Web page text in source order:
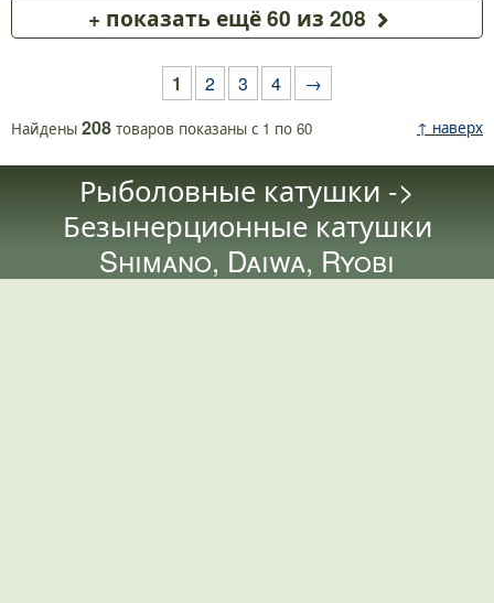
+ показать ещё 60 из 208
1 2 3 4 →
Найдены 208 товаров показаны с 1 по 60 ↑ наверх
Рыболовные катушки ->
Безынерционные катушки
Shimano, Daiwa, Ryobi